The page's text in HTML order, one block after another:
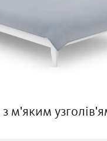
м'яким